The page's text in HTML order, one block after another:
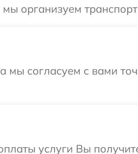
организуем
мы согласуем с вами
услуги Вы